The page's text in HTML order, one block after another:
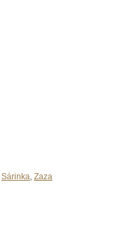
Sárinka, Zaza